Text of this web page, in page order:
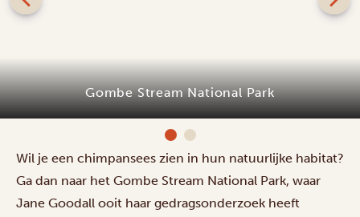
Gombe Stream National Park
Wil je een chimpansees zien in hun natuurlijke habitat?
Ga dan naar het Gombe Stream National Park, waar
Jane Goodall ooit haar gedragsonderzoek heeft